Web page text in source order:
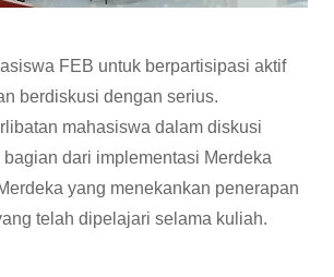
FEB untuk berpartisipasi aktif
berdiskusi dengan serius.
mahasiswa dalam diskusi
dari implementasi Merdeka
yang menekankan penerapan
telah dipelajari selama kuliah.